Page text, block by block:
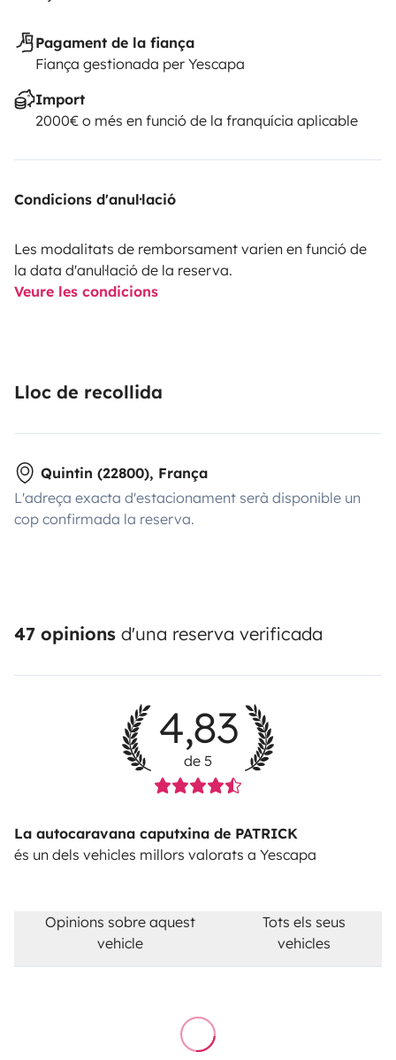
Pagament de la fiança
Fiança gestionada per Yescapa
Import
2000€ o més en funció de la franquícia aplicable
Condicions d'anul·lació
Les modalitats de remborsament varien en funció de
la data d'anul·lació de la reserva.
Veure les condicions
Lloc de recollida
Quintin (22800), França
L'adreça exacta d'estacionament serà disponible un
cop confirmada la reserva.
47 opinions d'una reserva verificada
4,83
de 5
La autocaravana caputxina de PATRICK
és un dels vehicles millors valorats a Yescapa
Opinions sobre aquest
vehicle
Tots els seus
vehicles